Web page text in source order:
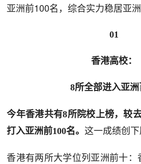
亚洲前100名，综合实力稳居亚洲
01
香港高校：
8所全部进入亚洲
今年香港共有8所院校上榜，较
打入亚洲前100名。这一成绩创下
香港有两所大学位列亚洲前十